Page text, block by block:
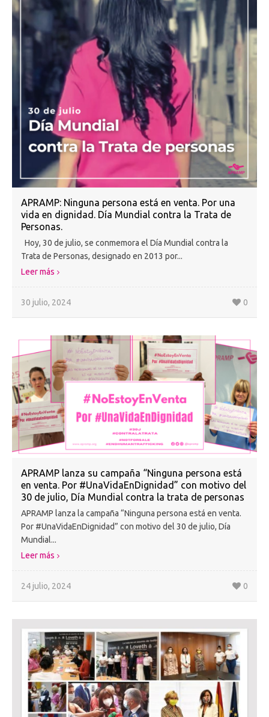
APRAMP: Ninguna persona está en venta. Por una
vida en dignidad. Día Mundial contra la Trata de
Personas.
Hoy, 30 de julio, se conmemora el Día Mundial contra la
Trata de Personas, designado en 2013 por...
Leer más
30 julio, 2024 0
APRAMP lanza su campaña “Ninguna persona está
en venta. Por #UnaVidaEnDignidad” con motivo del
30 de julio, Día Mundial contra la trata de personas
APRAMP lanza la campaña “Ninguna persona está en venta.
Por #UnaVidaEnDignidad” con motivo del 30 de julio, Día
Mundial...
Leer más
24 julio, 2024 0